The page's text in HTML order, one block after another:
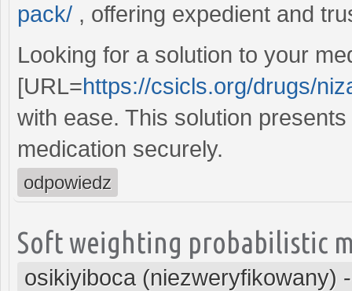
pack/ , offering expedient and
Looking for a solution to your
[URL=https://csicls.org/drugs/
with ease. This solution
medication securely.
odpowiedz
Soft weighting probabilistic
osikiyiboca (niezweryfikowany)